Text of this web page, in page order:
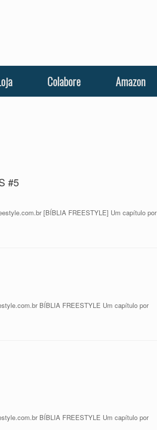
Colabore Amazon
#5
[BÍBLIA FREESTYLE] Um capítulo por
BÍBLIA FREESTYLE Um capítulo por
BÍBLIA FREESTYLE Um capítulo por